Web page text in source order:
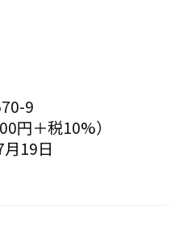
9
円＋税10%）
19日